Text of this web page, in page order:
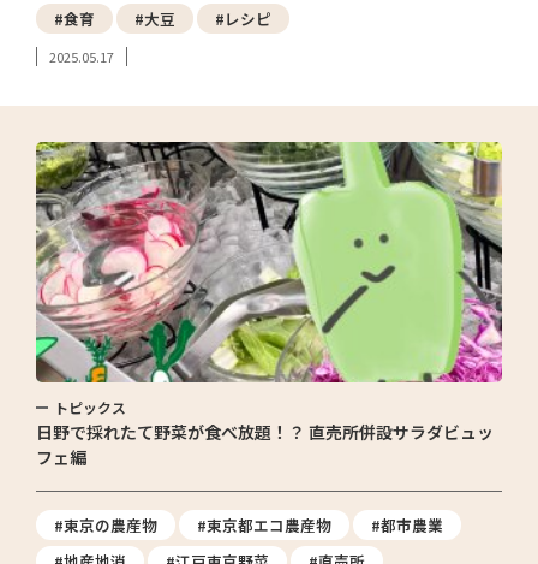
#食育
#大豆 #レシピ
2025.05.17
トピックス
日野で採れたて野菜が食べ放題！？ 直売所併設サラダビュッ
フェ編
#東京の農産物 #東京都エコ農産物
#都市農業